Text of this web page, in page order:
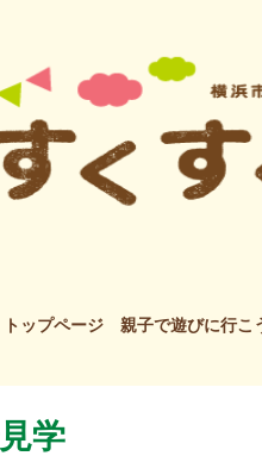
トップページ 親子で遊びに行こ
学